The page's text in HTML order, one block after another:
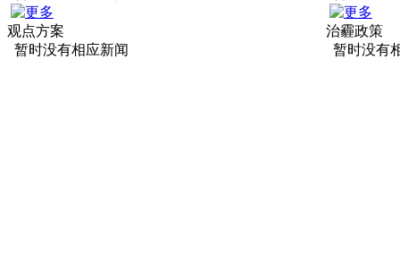
观点方案
暂时没有相应新闻
治霾政策
暂时没有